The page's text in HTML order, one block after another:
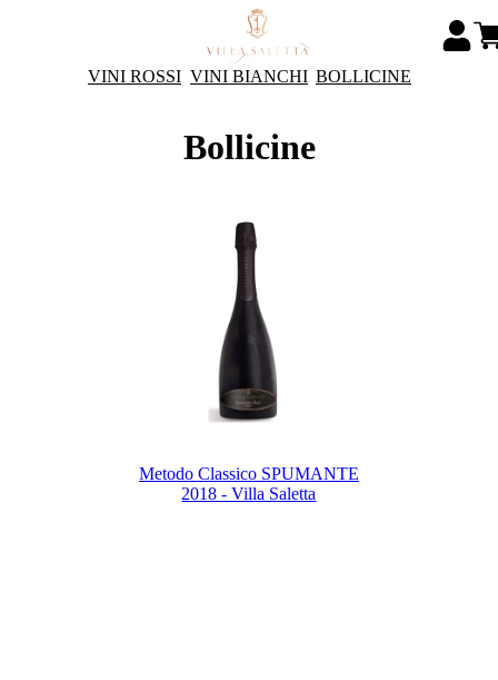
VINI ROSSI VINI BIANCHI BOLLICINE
Bollicine
Metodo Classico SPUMANTE
2018 - Villa Saletta